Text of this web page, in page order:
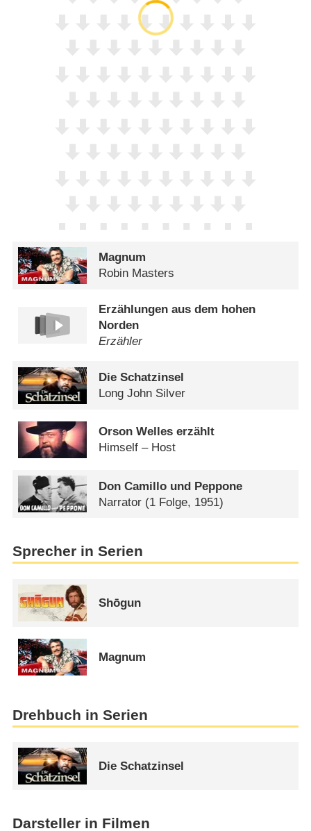
Magnum
Robin Masters
Erzählungen aus dem hohen
Norden
Erzähler
Die Schatzinsel
Long John Silver
Orson Welles erzählt
Himself – Host
Don Camillo und Peppone
Narrator (1 Folge, 1951)
Sprecher in Serien
Shōgun
Magnum
Drehbuch in Serien
Die Schatzinsel
Darsteller in Filmen